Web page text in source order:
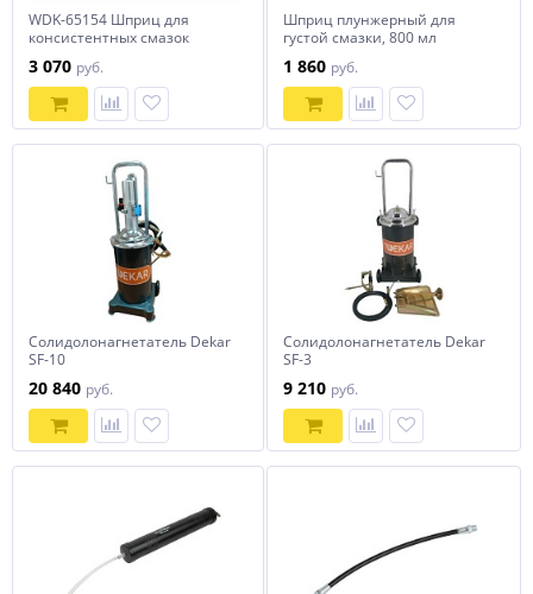
WDK-65154 Шприц для
консистентных смазок
3 070 руб.
Шприц плунжерный для
густой смазки, 800 мл
1 860 руб.
Солидолонагнетатель Dekar
SF-10
20 840 руб.
Солидолонагнетатель Dekar
SF-3
9 210 руб.